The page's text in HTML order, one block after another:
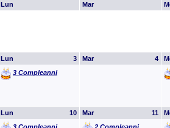
Lun Mar
3
Lun
3 Compleanni
4
Mar
10
Lun
11
Mar